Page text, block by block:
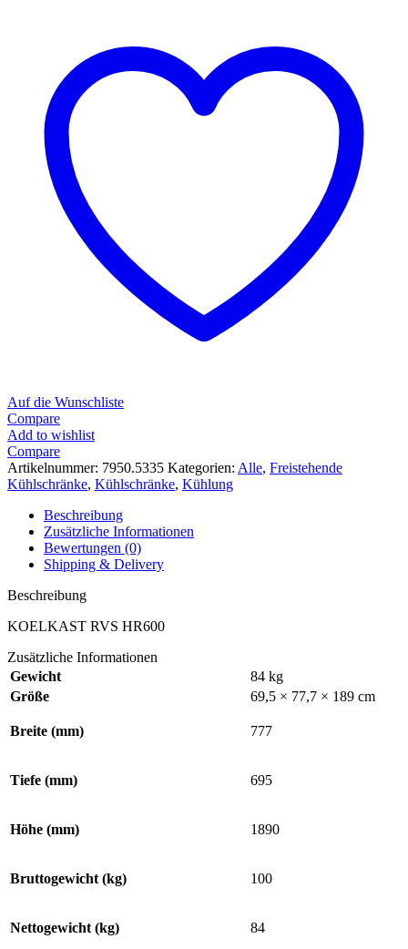
Auf die Wunschliste
Compare
Add to wishlist
Compare
Artikelnummer: 7950.5335 Kategorien: Alle, Freistehende
Kühlschränke, Kühlschränke, Kühlung
Beschreibung
Zusätzliche Informationen
Bewertungen (0)
Shipping & Delivery
Beschreibung
KOELKAST RVS HR600
Zusätzliche Informationen
Gewicht
84 kg
Größe
69,5 × 77,7 × 189 cm
Breite (mm) 777
Tiefe (mm) 695
Höhe (mm) 1890
Bruttogewicht (kg) 100
Nettogewicht (kg) 84